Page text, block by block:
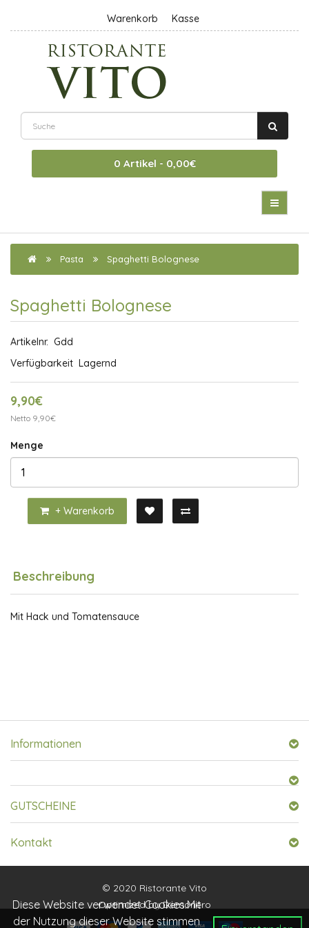
Warenkorb Kasse
0 Artikel - 0,00€
Pasta Spaghetti Bolognese
Spaghetti Bolognese
Artikelnr. Gdd
Verfügbarkeit Lagernd
9,90€
Netto 9,90€
Menge
+ Warenkorb
Beschreibung
Mit Hack und Tomatensauce
Diese Website verwendet Cookies.Mit
der Nutzung dieser Website stimmen
Informationen
GUTSCHEINE
Kontakt
© 2020 Ristorante Vito
Optimized byDemonero